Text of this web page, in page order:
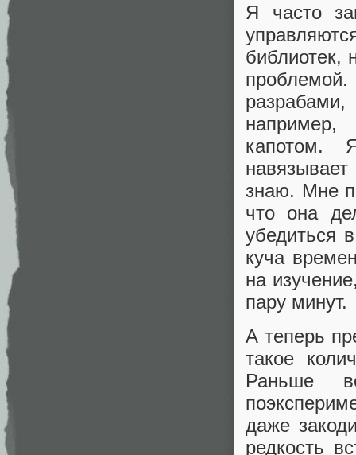
Я часто
библиотек,
капотом.
знаю. Мне
что она
убедиться
куча
на
пару минут.
А теперь
такое
Раньше
даже
редкость